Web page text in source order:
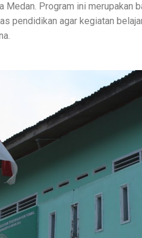
Program ini merupakan
pendidikan agar kegiatan